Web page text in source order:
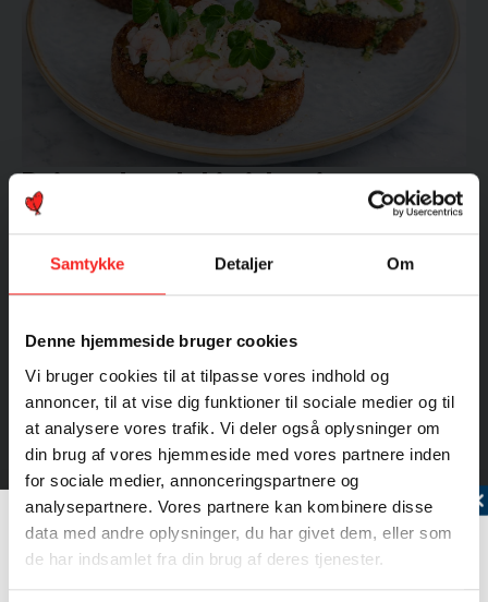
Samtykke Detaljer Om
Denne hjemmeside bruger cookies
Vi bruger cookies til at tilpasse vores indhold og
annoncer, til at vise dig funktioner til sociale medier og til
at analysere vores trafik. Vi deler også oplysninger om
din brug af vores hjemmeside med vores partnere inden
for sociale medier, annonceringspartnere og
analysepartnere. Vores partnere kan kombinere disse
data med andre oplysninger, du har givet dem, eller som
de har indsamlet fra din brug af deres tjenester.
Rejemad med chimichurri,
stracciatella og Skagensrejer
Tilmeld dig vores nyhedsbrev